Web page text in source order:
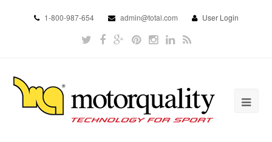
1-800-987-654 admin@total.com User Login